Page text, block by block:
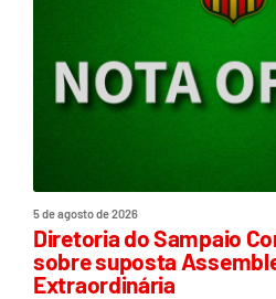
5 de agosto de 2026
Diretoria do Sampaio
sobre suposta
Extraordinária